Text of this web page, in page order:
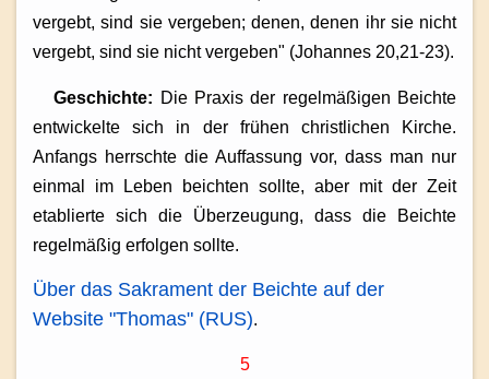
vergebt, sind sie vergeben; denen, denen ihr sie nicht
vergebt, sind sie nicht vergeben" (Johannes 20,21-23).
Geschichte: Die Praxis der regelmäßigen Beichte
entwickelte sich in der frühen christlichen Kirche.
Anfangs herrschte die Auffassung vor, dass man nur
einmal im Leben beichten sollte, aber mit der Zeit
etablierte sich die Überzeugung, dass die Beichte
regelmäßig erfolgen sollte.
Über das Sakrament der Beichte auf der
Website "Thomas" (RUS).
5